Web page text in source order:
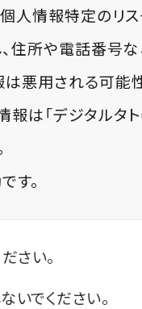
人情報特定のリ
住所や電話番号
悪用される可能
は「デジタルタ
す。
さい。
でください。